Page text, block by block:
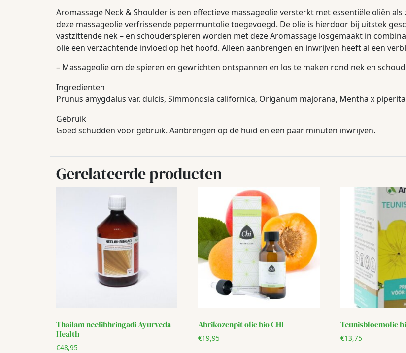
Aromassage Neck & Shoulder is een effectieve massageolie versterkt met essentiële oliën
deze massageolie verfrissende pepermuntolie toegevoegd. De olie is hierdoor bij uitstek
vastzittende nek – en schouderspieren worden met deze Aromassage losgemaakt in
olie een verzachtende invloed op het hoofd. Alleen aanbrengen en inwrijven heeft al een
– Massageolie om de spieren en gewrichten ontspannen en los te maken rond nek en
Ingredienten
Prunus amygdalus var. dulcis, Simmondsia californica, Origanum majorana, Mentha x
Gebruik
Goed schudden voor gebruik. Aanbrengen op de huid en een paar minuten inwrijven.
Gerelateerde producten
Thailam neelibhringadi Ayurveda
Health
€48,95
Abrikozenpit olie bio CHI
€19,95
Teunisbloemolie
€13,75